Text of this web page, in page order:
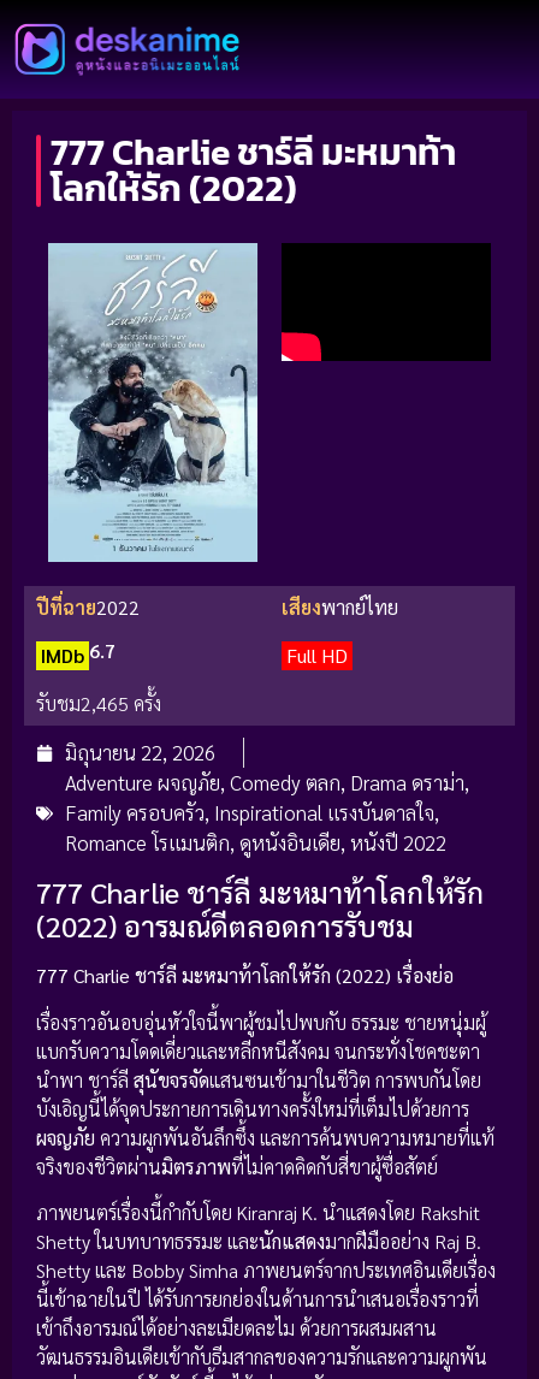
777 Charlie ชาร์ลี มะหมาท้า
โลกให้รัก (2022)
ปีที่ฉาย2022 เสียงพากย์ไทย
IMDb 6.7
Full HD
รับชม2,465 ครั้ง
มิถุนายน 22, 2026
Adventure ผจญภัย, Comedy ตลก, Drama ดราม่า,
Family ครอบครัว, Inspirational แรงบันดาลใจ,
Romance โรแมนติก, ดูหนังอินเดีย, หนังปี 2022
777 Charlie ชาร์ลี มะหมาท้าโลกให้รัก
(2022) อารมณ์ดีตลอดการรับชม
777 Charlie ชาร์ลี มะหมาท้าโลกให้รัก (2022) เรื่องย่อ
เรื่องราวอันอบอุ่นหัวใจนี้พาผู้ชมไปพบกับ ธรรมะ ชายหนุ่มผู้
แบกรับความโดดเดี่ยวและหลีกหนีสังคม จนกระทั่งโชคชะตา
นำพา ชาร์ลี สุนัขจรจัดแสนซนเข้ามาในชีวิต การพบกันโดย
บังเอิญนี้ได้จุดประกายการเดินทางครั้งใหม่ที่เต็มไปด้วยการ
ผจญภัย ความผูกพันอันลึกซึ้ง และการค้นพบความหมายที่แท้
จริงของชีวิตผ่านมิตรภาพที่ไม่คาดคิดกับสี่ขาผู้ซื่อสัตย์
ภาพยนตร์เรื่องนี้กำกับโดย Kiranraj K. นำแสดงโดย Rakshit
Shetty ในบทบาทธรรมะ และนักแสดงมากฝีมืออย่าง Raj B.
Shetty และ Bobby Simha ภาพยนตร์จากประเทศอินเดียเรื่อง
นี้เข้าฉายในปี ได้รับการยกย่องในด้านการนำเสนอเรื่องราวที่
เข้าถึงอารมณ์ได้อย่างละเมียดละไม ด้วยการผสมผสาน
วัฒนธรรมอินเดียเข้ากับธีมสากลของความรักและความผูกพัน